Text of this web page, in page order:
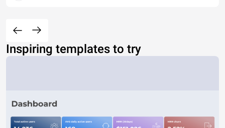
Inspiring templates to try